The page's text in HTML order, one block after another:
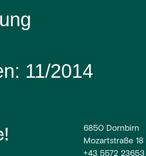
11/2014
6850 Dornbirn
Mozartstraße 18
+43 5572 23653